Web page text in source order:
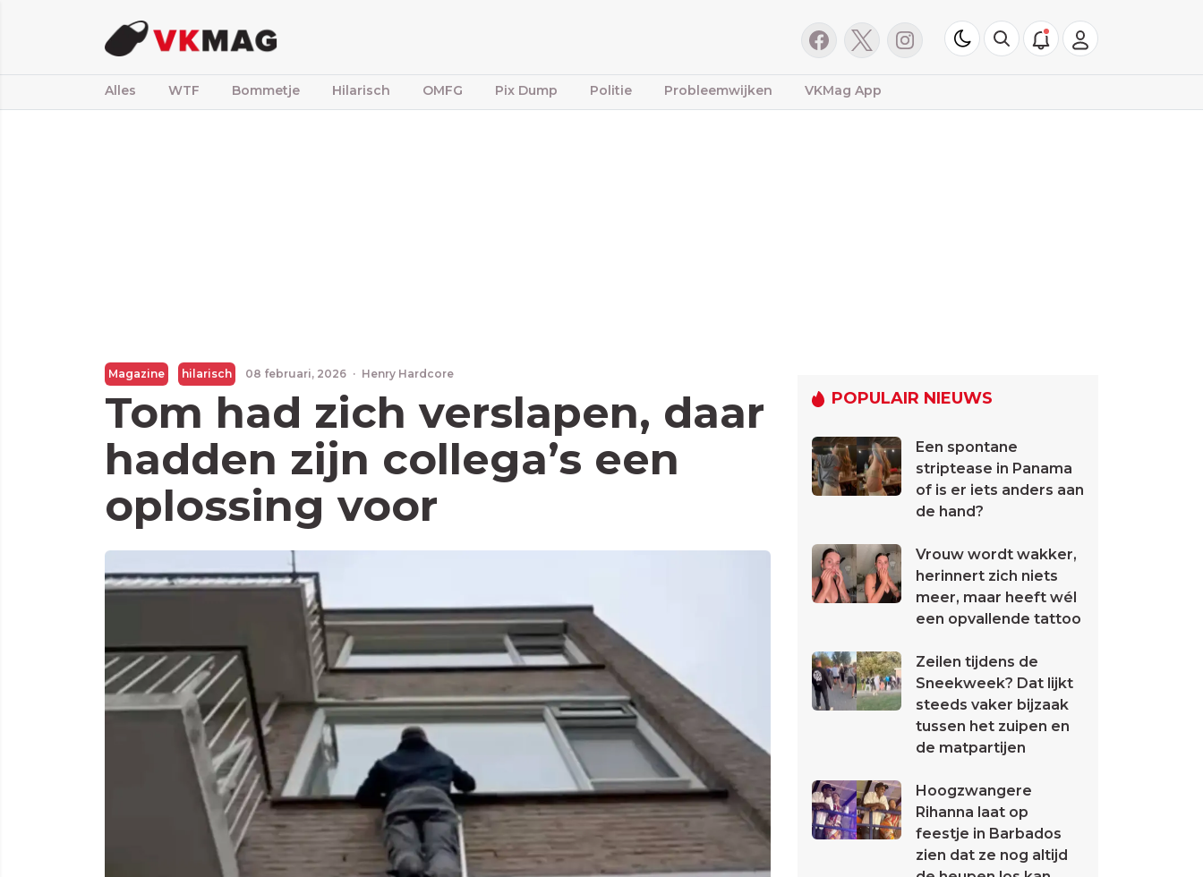
Alles WTF Bommetje Hilarisch OMFG Pix Dump Politie Probleemwijken VKMag App
Magazine hilarisch 08 februari, 2026 · Henry Hardcore
Tom had zich verslapen, daar
hadden zijn collega’s een
oplossing voor
POPULAIR NIEUWS
Een spontane
striptease in Panama
of is er iets anders aan
de hand?
Vrouw wordt wakker,
herinnert zich niets
meer, maar heeft wél
een opvallende tattoo
Zeilen tijdens de
Sneekweek? Dat lijkt
steeds vaker bijzaak
tussen het zuipen en
de matpartijen
Hoogzwangere
Rihanna laat op
feestje in Barbados
zien dat ze nog altijd